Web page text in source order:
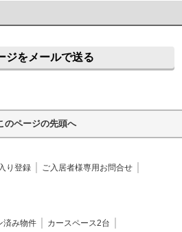
ジをメールで送る
のページの先頭へ
り登録
ご入居者様専用お問合せ
済み物件
カースペース2台